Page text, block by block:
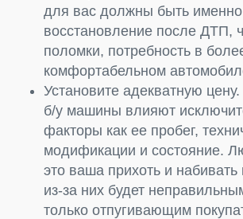
для вас должны быть
восстановление после ДТП,
поломки, потребность в
комфортабельном
Установите адекватную
б/у машины влияют
факторы как ее пробег,
модификации и состояние.
это ваша прихоть и набивать
из-за них будет
только отпугивающим